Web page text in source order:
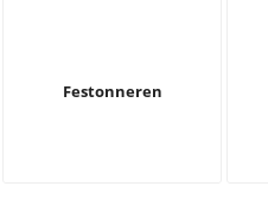
Festonneren